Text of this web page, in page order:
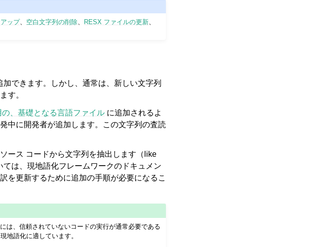
ップ、 空白文字列の削除、 RESX ファイルの更新、
できます。しかし、通常は、新しい文字列
す。
、基礎となる言語ファイル に追加されるよ
中に開発者が追加します。この文字列の査読
ース コードから文字列を抽出します（like
は、現地語化フレームワークのドキュメン
を更新するために追加の手順が必要になるこ
は、信頼されていないコードの実行が通常必要である
地語化に適しています。